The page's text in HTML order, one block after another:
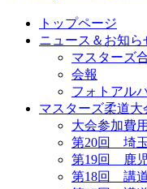
トップページ
ニュース＆お知ら
マスターズ
会報
フォトアル
マスターズ柔道大
大会参加費
第20回 埼玉
第19回 鹿
第18回 講